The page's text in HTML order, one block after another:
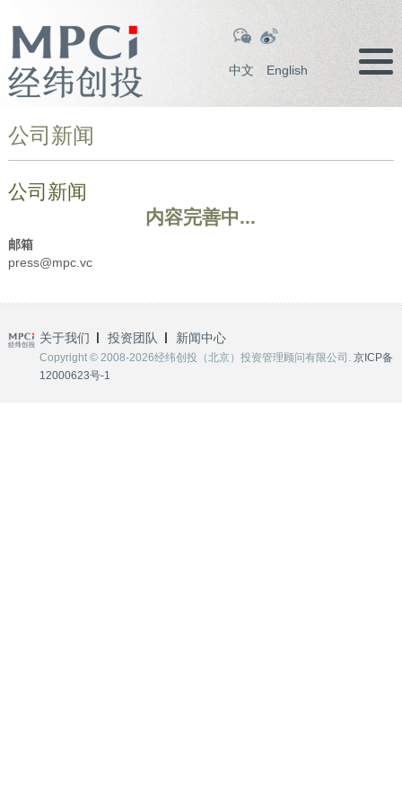
中文 English
公司新闻
公司新闻
内容完善中...
邮箱
press@mpc.vc
关于我们 投资团队 新闻中心
Copyright © 2008-2026经纬创投（北京）投资管理顾问有限公司. 京ICP备
12000623号-1